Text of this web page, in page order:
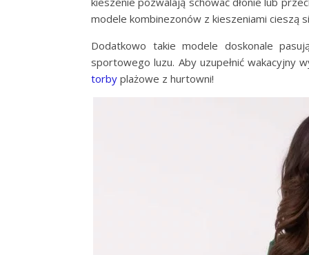
modele kombinezonów z kieszeniami cieszą
Dodatkowo takie modele doskonale
sportowego luzu. Aby uzupełnić wakacyjny
torby plażowe z hurtowni!